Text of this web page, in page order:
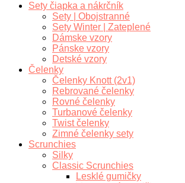
Sety čiapka a nákrčník
Sety | Obojstranné
Sety Winter | Zateplené
Dámske vzory
Pánske vzory
Detské vzory
Čelenky
Čelenky Knott (2v1)
Rebrované čelenky
Rovné čelenky
Turbanové čelenky
Twist čelenky
Zimné čelenky sety
Scrunchies
Silky
Classic Scrunchies
Lesklé gumičky